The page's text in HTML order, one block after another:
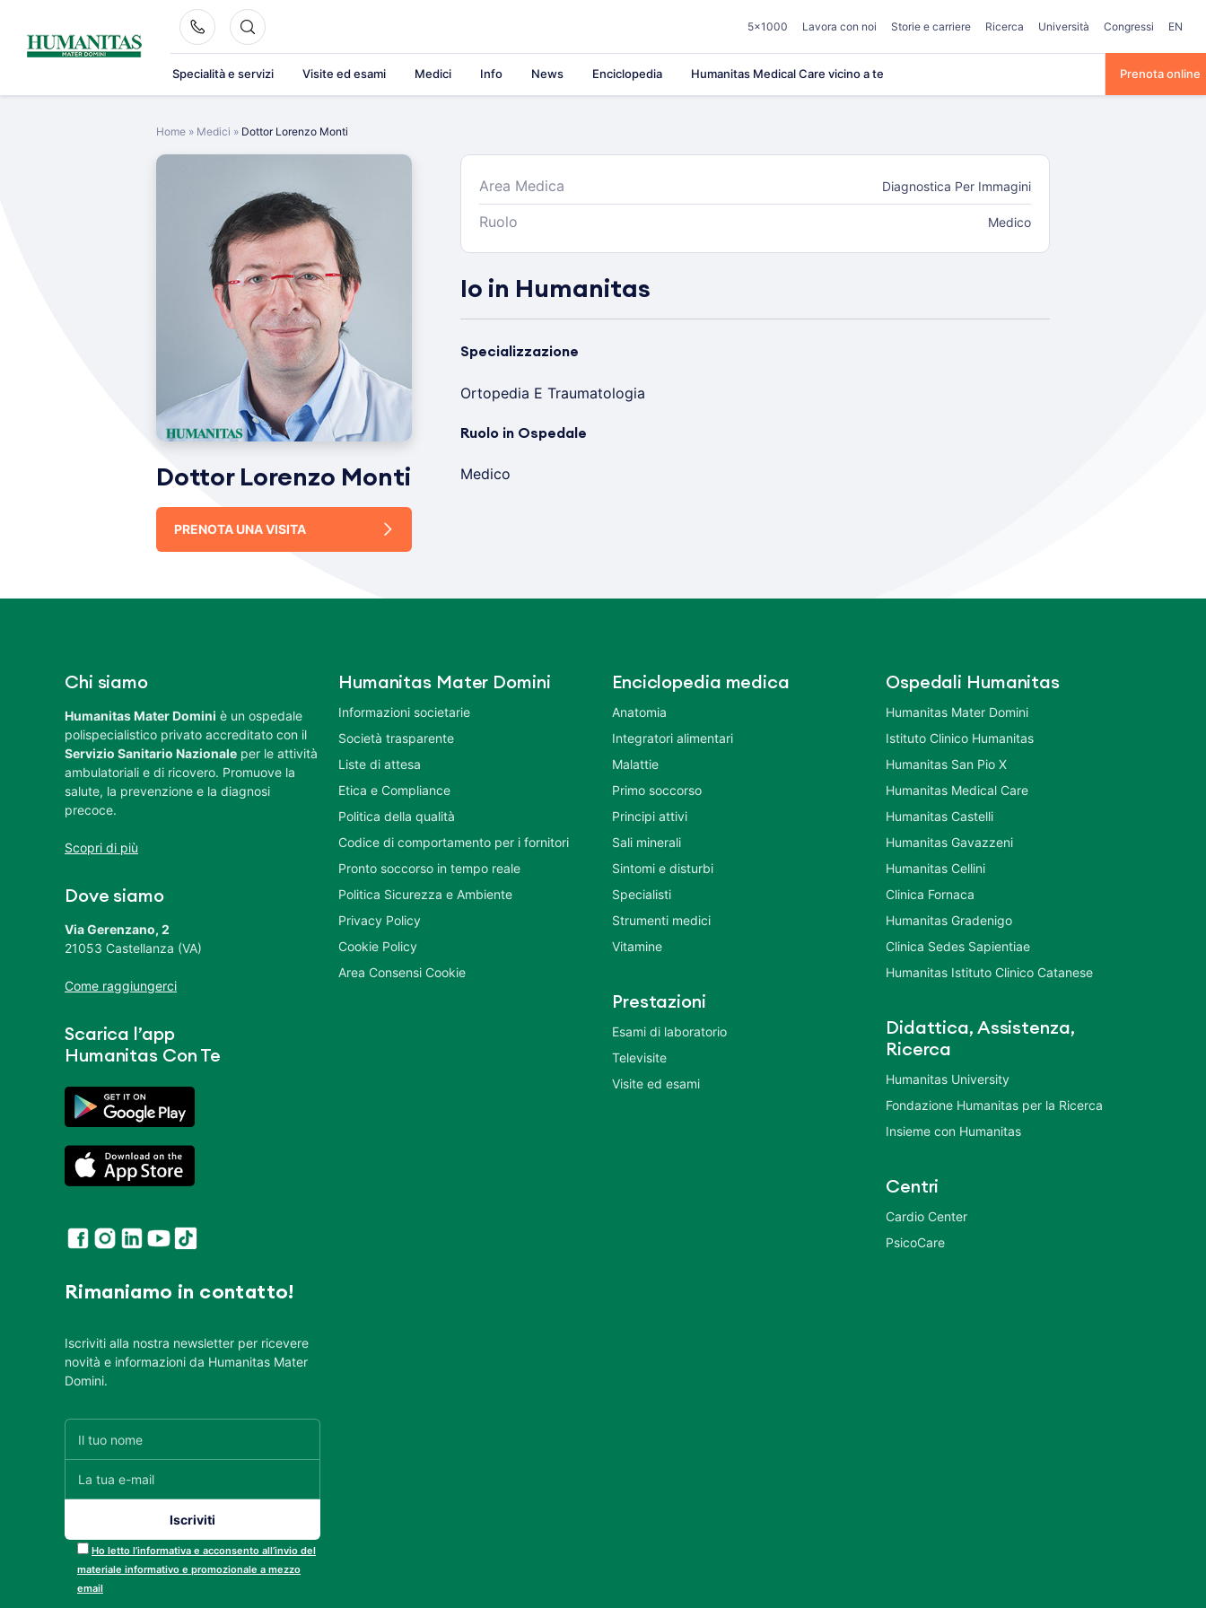
content
5×1000 Lavora con noi Storie e carriere Ricerca Università Congressi EN
Specialità e servizi Visite ed esami Medici Info News Enciclopedia Humanitas Medical Care vicino a te Prenota online
Home » Medici » Dottor Lorenzo Monti
Dottor Lorenzo Monti
PRENOTA UNA VISITA
Area Medica Diagnostica Per Immagini
Ruolo Medico
Io in Humanitas
Specializzazione
Ortopedia E Traumatologia
Ruolo in Ospedale
Medico
Chi siamo
Humanitas Mater Domini è un ospedale
polispecialistico privato accreditato con il
Servizio Sanitario Nazionale per le attività
ambulatoriali e di ricovero. Promuove la
salute, la prevenzione e la diagnosi
precoce.
Scopri di più
Dove siamo
Via Gerenzano, 2
21053 Castellanza (VA)
Come raggiungerci
Scarica l’app
Humanitas Con Te
Rimaniamo in contatto!
Iscriviti alla nostra newsletter per ricevere
novità e informazioni da Humanitas Mater
Domini.
Ho letto l’informativa e acconsento all’invio del
materiale informativo e promozionale a mezzo
email
Humanitas Mater Domini
Informazioni societarie
Società trasparente
Liste di attesa
Etica e Compliance
Politica della qualità
Codice di comportamento per i fornitori
Pronto soccorso in tempo reale
Politica Sicurezza e Ambiente
Privacy Policy
Cookie Policy
Area Consensi Cookie
Enciclopedia medica
Anatomia
Integratori alimentari
Malattie
Primo soccorso
Principi attivi
Sali minerali
Sintomi e disturbi
Specialisti
Strumenti medici
Vitamine
Prestazioni
Esami di laboratorio
Televisite
Visite ed esami
Ospedali Humanitas
Humanitas Mater Domini
Istituto Clinico Humanitas
Humanitas San Pio X
Humanitas Medical Care
Humanitas Castelli
Humanitas Gavazzeni
Humanitas Cellini
Clinica Fornaca
Humanitas Gradenigo
Clinica Sedes Sapientiae
Humanitas Istituto Clinico Catanese
Didattica, Assistenza,
Ricerca
Humanitas University
Fondazione Humanitas per la Ricerca
Insieme con Humanitas
Centri
Cardio Center
PsicoCare